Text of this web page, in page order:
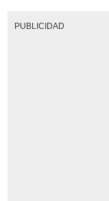
PUBLICIDAD